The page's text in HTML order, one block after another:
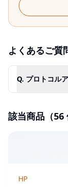
よくあるご質
Q. プロトコル
該当商品（56
HP